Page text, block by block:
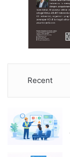
Recent